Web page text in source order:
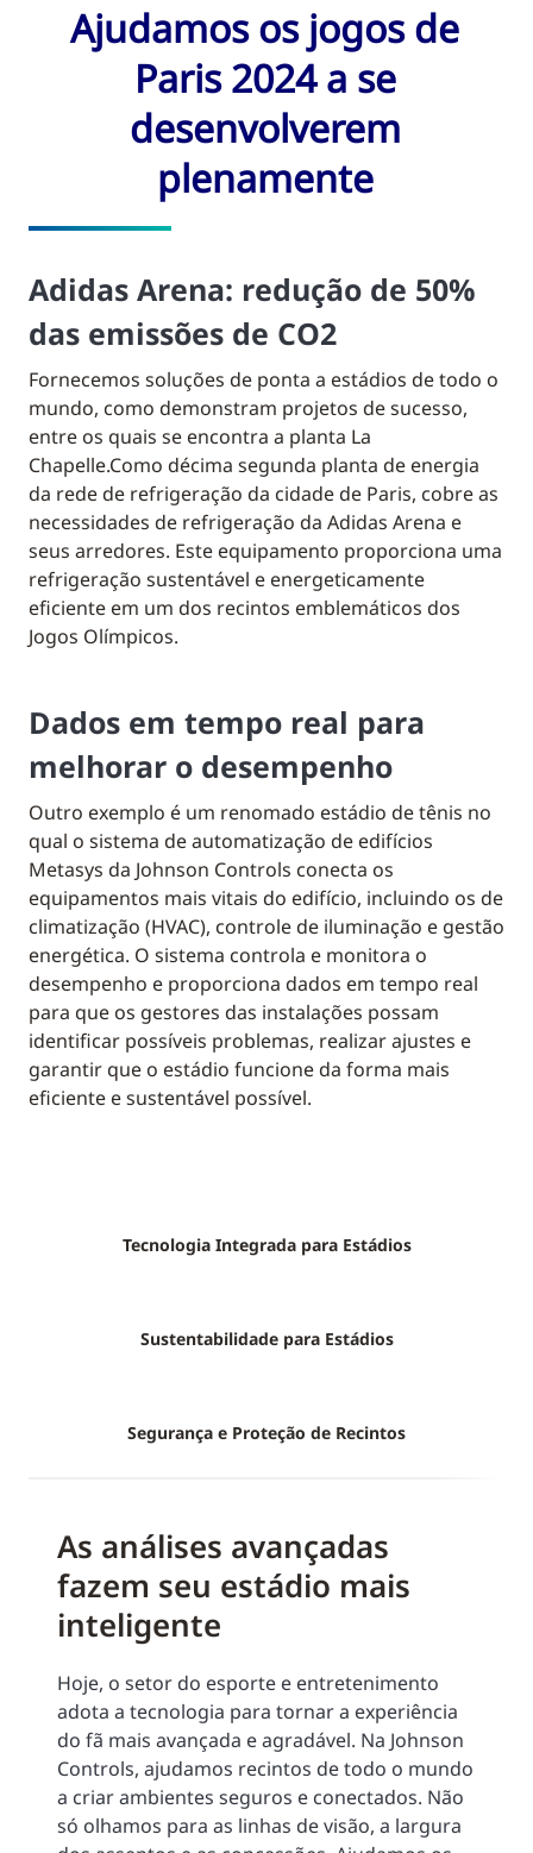
Ajudamos os jogos de
Paris 2024 a se
desenvolverem
plenamente
Adidas Arena: redução de 50%
das emissões de CO2
Fornecemos soluções de ponta a estádios de todo o
mundo, como demonstram projetos de sucesso,
entre os quais se encontra a planta La
Chapelle.Como décima segunda planta de energia
da rede de refrigeração da cidade de Paris, cobre as
necessidades de refrigeração da Adidas Arena e
seus arredores. Este equipamento proporciona uma
refrigeração sustentável e energeticamente
eficiente em um dos recintos emblemáticos dos
Jogos Olímpicos.
Dados em tempo real para
melhorar o desempenho
Outro exemplo é um renomado estádio de tênis no
qual o sistema de automatização de edifícios
Metasys da Johnson Controls conecta os
equipamentos mais vitais do edifício, incluindo os de
climatização (HVAC), controle de iluminação e gestão
energética. O sistema controla e monitora o
desempenho e proporciona dados em tempo real
para que os gestores das instalações possam
identificar possíveis problemas, realizar ajustes e
garantir que o estádio funcione da forma mais
eficiente e sustentável possível.
Tecnologia Integrada para Estádios
Sustentabilidade para Estádios
Segurança e Proteção de Recintos
As análises avançadas
fazem seu estádio mais
inteligente
Hoje, o setor do esporte e entretenimento
adota a tecnologia para tornar a experiência
do fã mais avançada e agradável. Na Johnson
Controls, ajudamos recintos de todo o mundo
a criar ambientes seguros e conectados. Não
só olhamos para as linhas de visão, a largura